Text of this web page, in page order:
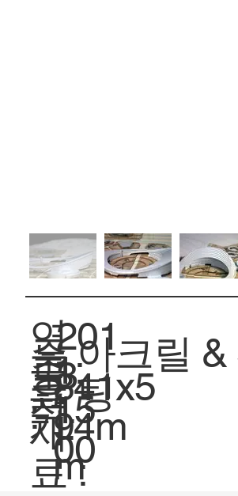
연
도
:
201
3
주
요
재
료 :
축
척.
아크릴 &
팅
1:
15
00
크
기.
841x5
94m
m